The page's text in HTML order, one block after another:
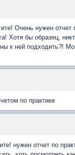
Очень нужен отчет
Хотя бы образец,
к ней подходить?!
по практике
нужен отчет по